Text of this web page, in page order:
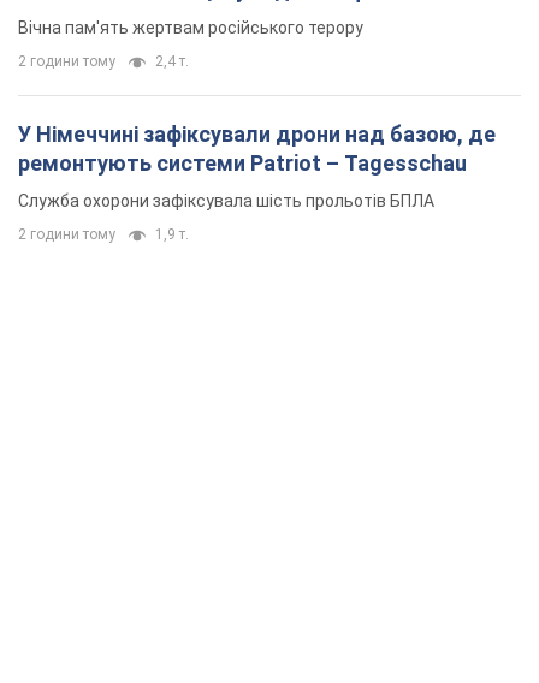
Вічна пам'ять жертвам російського терору
2 години тому 2,4 т.
У Німеччині зафіксували дрони над базою, де
ремонтують системи Patriot – Tagesschau
Служба охорони зафіксувала шість прольотів БПЛА
2 години тому 1,9 т.